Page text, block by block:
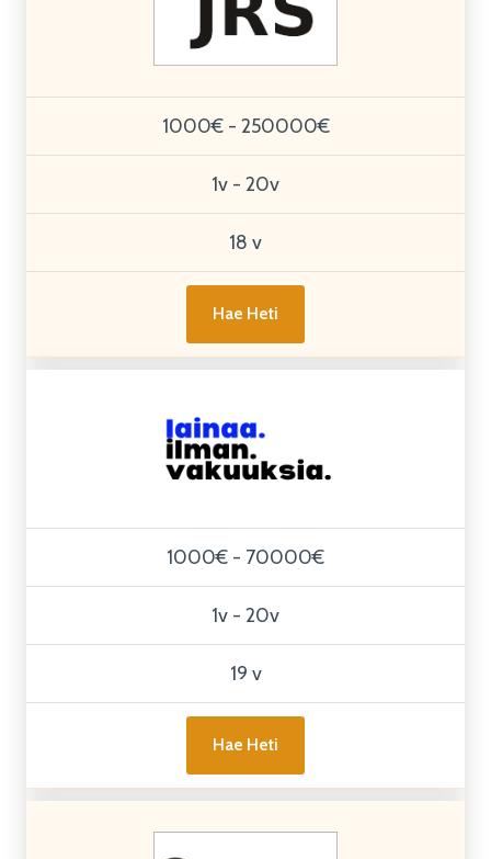
1000€ - 250000€
1v - 20v
18 v
Hae Heti
1000€ - 70000€
1v - 20v
19 v
Hae Heti